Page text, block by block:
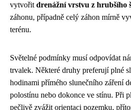
vytvořit drenážní vrstvu z hrubšího
záhonu, případně celý záhon mírně
terénu.
Světelné podmínky musí odpovídat
trvalek. Některé druhy preferují plné
hodinami přímého slunečního záření
polostínu nebo dokonce ve stínu. Při
pečlivě zvážit orientaci pozemku,